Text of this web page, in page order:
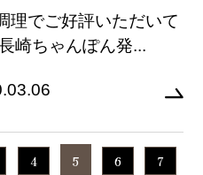
理でご好評いただいて
崎ちゃんぽん発...
4 5 6 7